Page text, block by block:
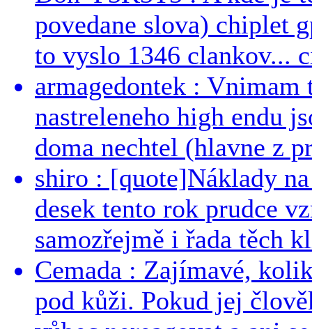
povedane slova) chiplet
to vyslo 1346 clankov...
armagedontek : Vnimam
nastreleneho high endu
doma nechtel (hlavne z
shiro : [quote]Náklady
desek tento rok prudce
samozřejmě i řada těch
Cemada : Zajímavé,
pod kůži. Pokud jej